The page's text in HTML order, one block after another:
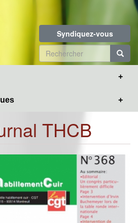
Syndiquez-vous
Formulaire
de
THCB